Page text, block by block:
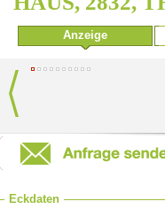
Anzeige
Eckdaten